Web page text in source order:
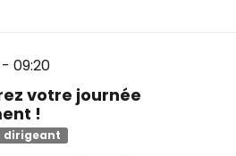
- 09:20
votre journée
!
dirigeant